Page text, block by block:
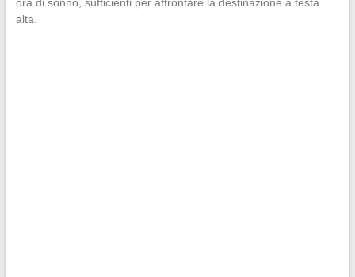
ora di sonno, sufficienti per affrontare la destinazione a testa
alta.